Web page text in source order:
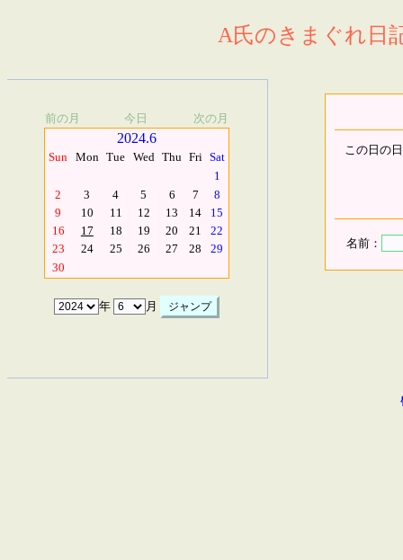
A氏のきまぐれ日
前の月 今日 次の月
2024.6
Sun Mon Tue Wed Thu Fri Sat
1
2
3 4 5 6 7
8
9
10 11 12 13 14
15
16
17 18 19 20 21
22
23
24 25 26 27 28
29
30
年 月
この日の
名前：